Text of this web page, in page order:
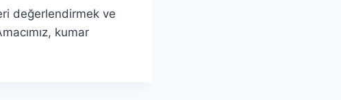
değerlendirmek ve
kumar